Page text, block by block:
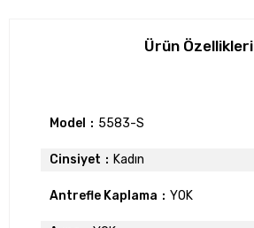
Ürün Özellikleri
Model 5583-S
Cinsiyet Kadın
Antrefle Kaplama YOK